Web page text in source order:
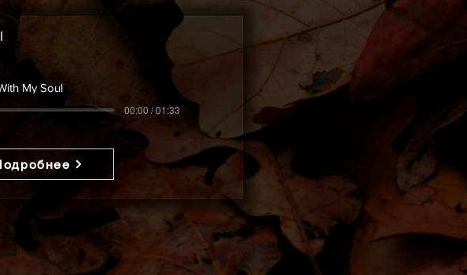
My Soul
00:00 / 01:33